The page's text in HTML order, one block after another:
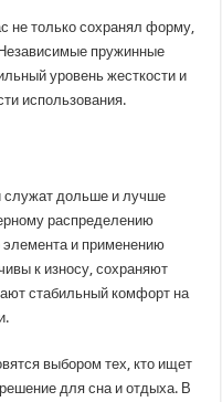
не только сохранял форму,
пружинные
уровень жесткости и
использования.
дольше и лучше
распределению
элемента и применению
к износу, сохраняют
стабильный комфорт на
выбором тех, кто ищет
для сна и отдыха. В